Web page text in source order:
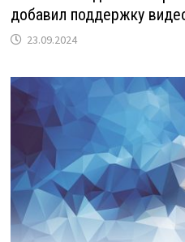
добавил поддержку
23.09.2024